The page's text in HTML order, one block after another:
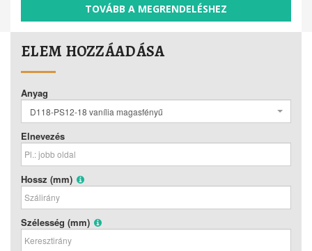
TOVÁBB A MEGRENDELÉSHEZ
ELEM HOZZÁADÁSA
Anyag
D118-PS12-18 vanília magasfényű
Elnevezés
Hossz (mm)
Szélesség (mm)